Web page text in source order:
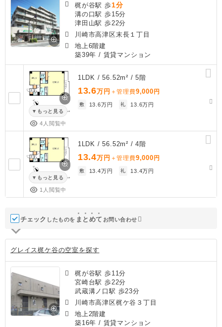
梶が谷駅 歩1分
溝の口駅 歩15分
津田山駅 歩22分
川崎市高津区末長１丁目
地上6階建
築39年 / 賃貸マンション
もっと見る
4人閲覧中
1LDK / 56.52m² / 5階
13.6万円 ＋管理費9,000 円
敷 13.6万円 礼 13.6万円
もっと見る
1人閲覧中
1LDK / 56.52m² / 4階
13.4万円 ＋管理費9,000 円
敷 13.4万円 礼 13.4万円
チェック したものを ま と めて お問い合わせ
グレイス梶ケ谷の空室を探す
梶が谷駅 歩11分
宮崎台駅 歩22分
武蔵溝ノ口駅 歩23分
川崎市高津区梶ケ谷３丁目
地上2階建
築16年 / 賃貸マンション